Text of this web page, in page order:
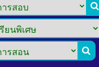

